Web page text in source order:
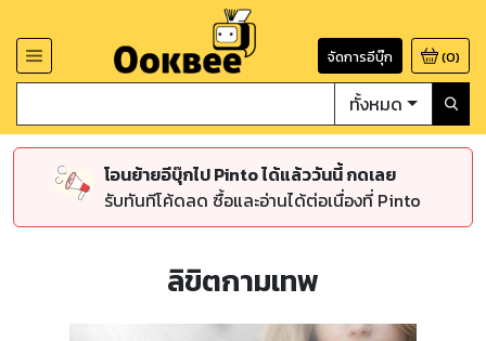
จัดการอีบุ๊ก (0)
ทั้งหมด
โอนย้ายอีบุ๊กไป Pinto ได้แล้ววันนี้ กดเลย
รับทันทีโค้ดลด ซื้อและอ่านได้ต่อเนื่องที่ Pinto
ลิขิตกามเทพ